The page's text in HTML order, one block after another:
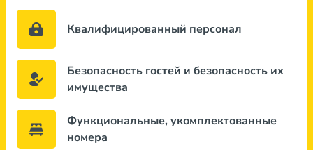
Квалифицированный персонал
Безопасность гостей и безопасность их
имущества
Функциональные, укомплектованные
номера